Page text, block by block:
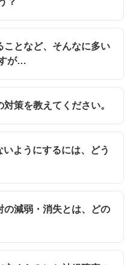
となど、そんなに多い
が…
策を教えてください。
ようにするには、どう
減弱・消失とは、どの